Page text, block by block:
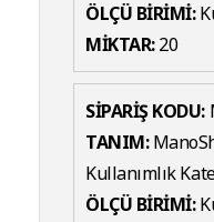
ÖLÇÜ BİRİMİ:
MİKTAR:20
SİPARİŞ KODU:
TANIM:
Kullanımlık
ÖLÇÜ BİRİMİ: